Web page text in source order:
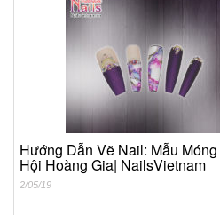
Hướng Dẫn Vẽ Nail: Mẫu
Hội Hoàng Gia| NailsVietnam
2/05/19